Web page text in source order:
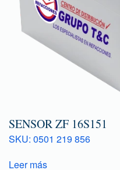
SENSOR ZF 16S151
SKU: 0501 219 856
Leer más